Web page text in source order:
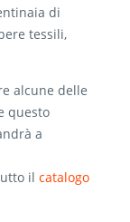
di
tessili,
alcune delle
questo
a
il catalogo